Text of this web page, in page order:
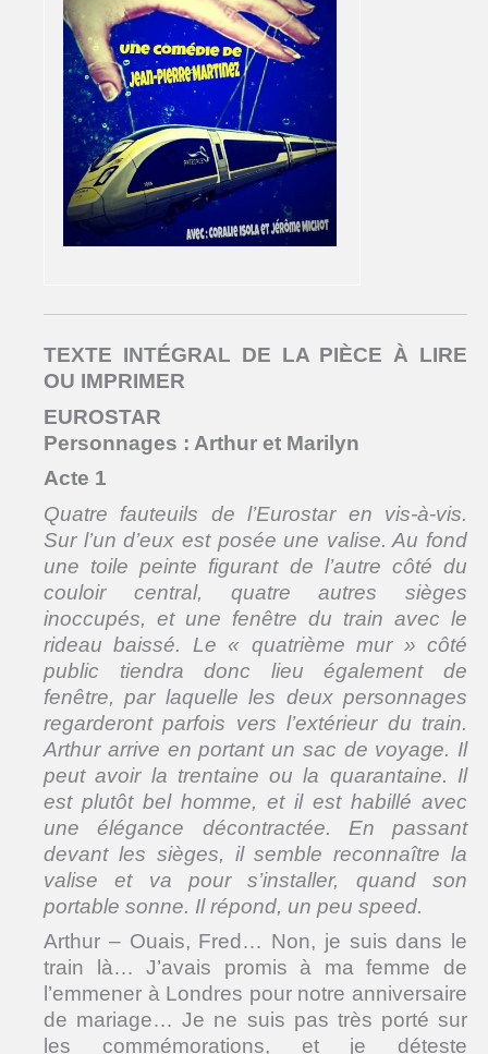
TEXTE INTÉGRAL DE LA PIÈCE À LIRE
OU IMPRIMER
EUROSTAR
Personnages : Arthur et Marilyn
Acte 1
Quatre fauteuils de l’Eurostar en vis-à-vis.
Sur l’un d’eux est posée une valise. Au fond
une toile peinte figurant de l’autre côté du
couloir central, quatre autres sièges
inoccupés, et une fenêtre du train avec le
rideau baissé. Le « quatrième mur » côté
public tiendra donc lieu également de
fenêtre, par laquelle les deux personnages
regarderont parfois vers l’extérieur du train.
Arthur arrive en portant un sac de voyage. Il
peut avoir la trentaine ou la quarantaine. Il
est plutôt bel homme, et il est habillé avec
une élégance décontractée. En passant
devant les sièges, il semble reconnaître la
valise et va pour s’installer, quand son
portable sonne. Il répond, un peu speed.
Arthur – Ouais, Fred… Non, je suis dans le
train là… J’avais promis à ma femme de
l’emmener à Londres pour notre anniversaire
de mariage… Je ne suis pas très porté sur
les commémorations, et je déteste